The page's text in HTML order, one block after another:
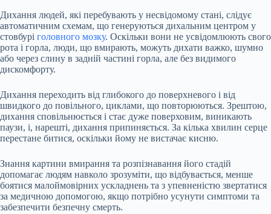
Дихання людей, які перебувають у несвідомому стані, слідує
автоматичним схемам, що генеруються дихальним центром у
стовбурі головного мозку. Оскільки вони не усвідомлюють свого
рота і горла, люди, що вмирають, можуть дихати важко, шумно
або через слину в задній частині горла, але без видимого
дискомфорту.
Дихання переходить від глибокого до поверхневого і від
швидкого до повільного, циклами, що повторюються. Зрештою,
дихання сповільнюється і стає дуже поверховим, виникають
паузи, і, нарешті, дихання припиняється. За кілька хвилин серце
перестане битися, оскільки йому не вистачає кисню.
Знання картини вмирання та розпізнавання його стадій
допомагає людям навколо зрозуміти, що відбувається, менше
боятися малоймовірних ускладнень та з упевненістю звертатися
за медичною допомогою, якщо потрібно усунути симптоми та
забезпечити безпечну смерть.